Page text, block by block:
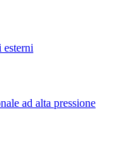
esterni
ad alta pressione